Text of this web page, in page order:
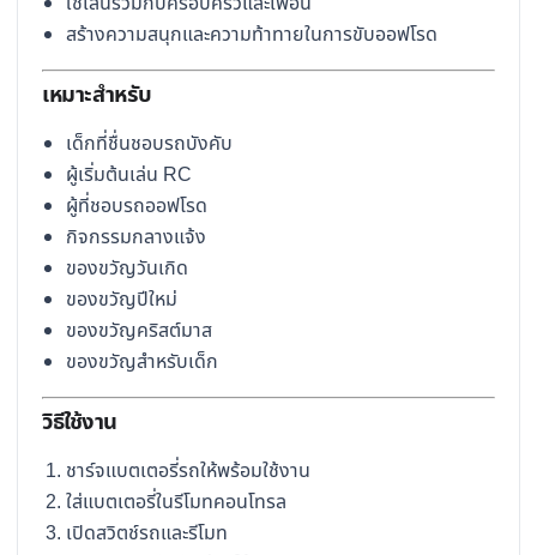
สร้างความสนุกและความท้าทายในการขับออฟโรด
เหมาะสำหรับ
เด็กที่ชื่นชอบรถบังคับ
ผู้เริ่มต้นเล่น RC
ผู้ที่ชอบรถออฟโรด
กิจกรรมกลางแจ้ง
ของขวัญวันเกิด
ของขวัญปีใหม่
ของขวัญคริสต์มาส
ของขวัญสำหรับเด็ก
วิธีใช้งาน
ชาร์จแบตเตอรี่รถให้พร้อมใช้งาน
ใส่แบตเตอรี่ในรีโมทคอนโทรล
เปิดสวิตช์รถและรีโมท